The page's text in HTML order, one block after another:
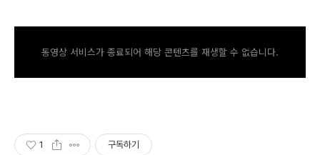
동영상 서비스가 종료되어 해당 콘텐츠를 재생할 수 없습니다.
1 구독하기